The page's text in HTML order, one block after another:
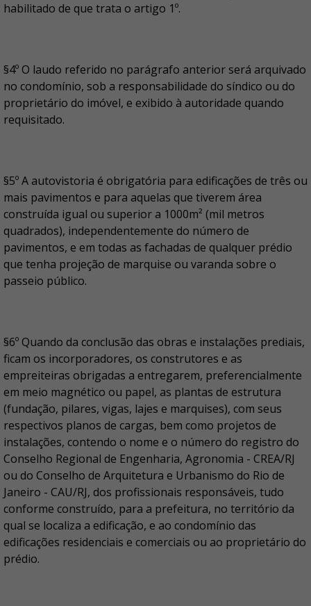
habilitado de que trata o artigo 1º.
§4º O laudo referido no parágrafo anterior será arquivado
no condomínio, sob a responsabilidade do síndico ou do
proprietário do imóvel, e exibido à autoridade quando
requisitado.
§5º A autovistoria é obrigatória para edificações de três ou
mais pavimentos e para aquelas que tiverem área
construída igual ou superior a 1000m² (mil metros
quadrados), independentemente do número de
pavimentos, e em todas as fachadas de qualquer prédio
que tenha projeção de marquise ou varanda sobre o
passeio público.
§6º Quando da conclusão das obras e instalações prediais,
ficam os incorporadores, os construtores e as
empreiteiras obrigadas a entregarem, preferencialmente
em meio magnético ou papel, as plantas de estrutura
(fundação, pilares, vigas, lajes e marquises), com seus
respectivos planos de cargas, bem como projetos de
instalações, contendo o nome e o número do registro do
Conselho Regional de Engenharia, Agronomia - CREA/RJ
ou do Conselho de Arquitetura e Urbanismo do Rio de
Janeiro - CAU/RJ, dos profissionais responsáveis, tudo
conforme construído, para a prefeitura, no território da
qual se localiza a edificação, e ao condomínio das
edificações residenciais e comerciais ou ao proprietário do
prédio.